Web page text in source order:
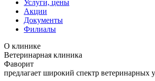
Услуги, цены
Акции
Документы
Филиалы
О клинике
Ветеринарная клиника
Фаворит
предлагает широкий спектр ветеринарных